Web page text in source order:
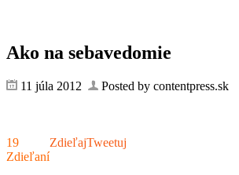
Ako na sebavedomie
11 júla 2012 Posted by contentpress.sk
19
Zdieľaní
ZdieľajTweetuj